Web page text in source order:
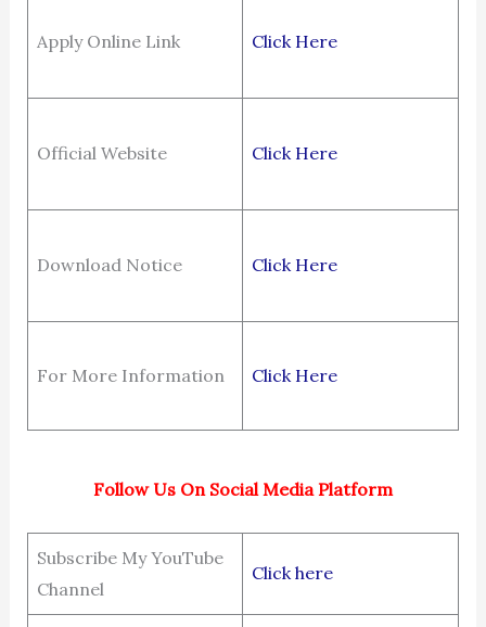
Apply Online Link Click Here
Official Website Click Here
Download Notice Click Here
For More Information Click Here
Follow Us On Social Media Platform
Subscribe My YouTube
Channel
Click here